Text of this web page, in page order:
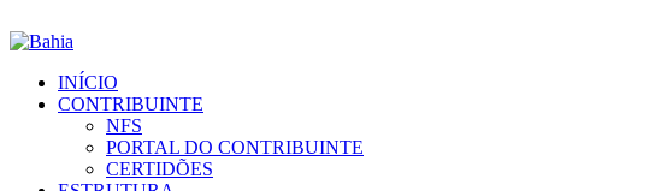
INÍCIO
CONTRIBUINTE
NFS
PORTAL DO CONTRIBUINTE
CERTIDÕES